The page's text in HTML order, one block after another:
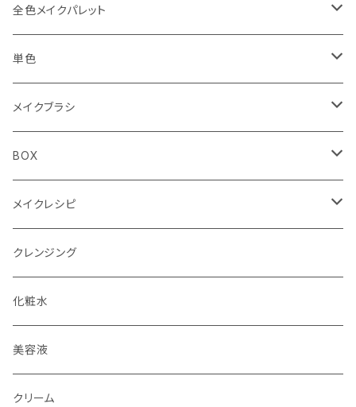
Spring（春）
Summer（夏）
I CAN MAKE パレット
Spring（春）
Summer（夏）
アイシャドウ4色パレット
PK（ピンク）
BR（ブラウン）
4色パレット（ケース）
アイブロウ3色
YE（イエロー）
RD（レッド）
全色メイクパレット
アイシャドウ87色
リップ30色
単色
単色ケース付（オリジナルBOX付）
メイクブラシ
フェイスブラシ
チークブラシ
アイシャドウブラシ（M）
アイシャドウブラシ（S）
アイブロウブラシ
スクリューブラシ
BOX
単色用BOX
4色パレット用BOX
全色メイクパレット用BOX
メイクレシピ
メイクレシピ20枚入り
メイクレシピ50枚入り
クレンジング
化粧水
美容液
クリーム